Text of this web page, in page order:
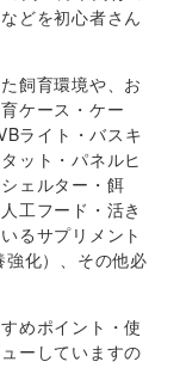
どを初心者さん
飼育環境や、お
ケース・ケー
ライト・バスキ
ット・パネルヒ
ェルター・餌
工フード・活き
るサプリメント
強化）、その他必
めポイント・使
ーしていますの